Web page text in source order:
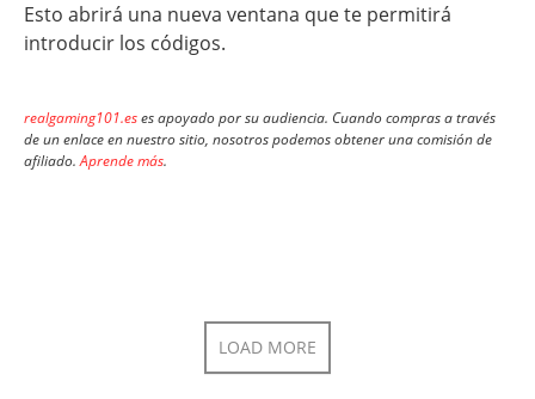
Esto abrirá una nueva ventana que te permitirá
introducir los códigos.
realgaming101.eses apoyado por su audiencia. Cuando compras a través
de un enlace en nuestro sitio, nosotros podemos obtener una comisión de
afiliado.Aprende más.
LOAD MORE